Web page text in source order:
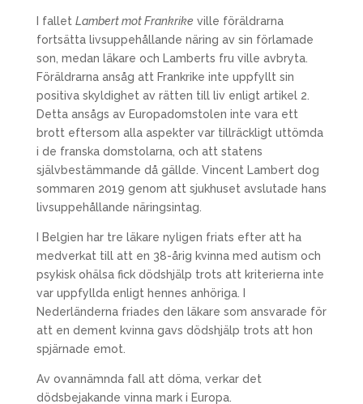
I fallet Lambert mot Frankrike ville föräldrarna
fortsätta livsuppehållande näring av sin förlamade
son, medan läkare och Lamberts fru ville avbryta.
Föräldrarna ansåg att Frankrike inte uppfyllt sin
positiva skyldighet av rätten till liv enligt artikel 2.
Detta ansågs av Europadomstolen inte vara ett
brott eftersom alla aspekter var tillräckligt uttömda
i de franska domstolarna, och att statens
självbestämmande då gällde. Vincent Lambert dog
sommaren 2019 genom att sjukhuset avslutade hans
livsuppehållande näringsintag.
I Belgien har tre läkare nyligen friats efter att ha
medverkat till att en 38-årig kvinna med autism och
psykisk ohälsa fick dödshjälp trots att kriterierna inte
var uppfyllda enligt hennes anhöriga. I
Nederländerna friades den läkare som ansvarade för
att en dement kvinna gavs dödshjälp trots att hon
spjärnade emot.
Av ovannämnda fall att döma, verkar det
dödsbejakande vinna mark i Europa.